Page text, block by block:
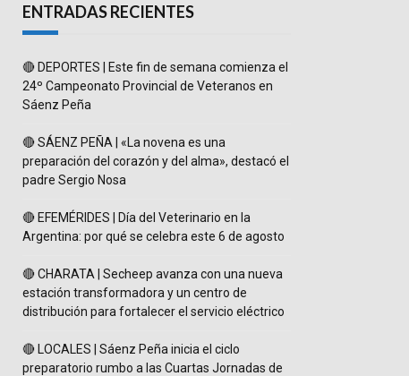
ENTRADAS RECIENTES
🔴 DEPORTES | Este fin de semana comienza el
24º Campeonato Provincial de Veteranos en
Sáenz Peña
🔴 SÁENZ PEÑA | «La novena es una
preparación del corazón y del alma», destacó el
padre Sergio Nosa
🔴 EFEMÉRIDES | Día del Veterinario en la
Argentina: por qué se celebra este 6 de agosto
🔴 CHARATA | Secheep avanza con una nueva
estación transformadora y un centro de
distribución para fortalecer el servicio eléctrico
🔴 LOCALES | Sáenz Peña inicia el ciclo
preparatorio rumbo a las Cuartas Jornadas de